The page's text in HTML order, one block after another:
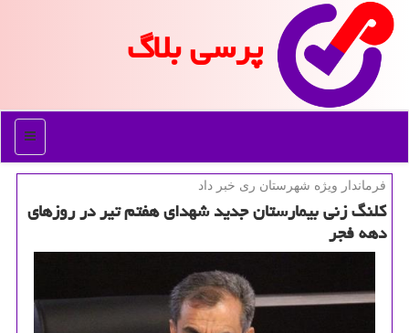
پرسی بلاگ
منو
فرماندار ویژه شهرستان ری خبر داد
كلنگ زنی بیمارستان جدید شهدای هفتم تیر در روزهای
دهه فجر